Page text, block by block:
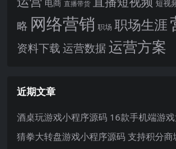
电商 直播带货 短视
略 网络营销 职场 职场生涯
资料下载 运营数据运营方案
近期文章
酒桌玩游戏小程序源码 16款手机端游
猜拳大转盘游戏小程序源码 支持积分商